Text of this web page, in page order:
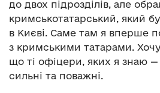
до двох підрозділів, але
кримськотатарський, який
в Києві. Саме там я вперше
з кримськими татарами.
що ті офіцери, яких я знаю
сильні та поважні.